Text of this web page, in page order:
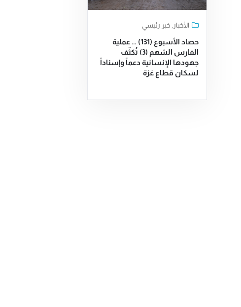
الأخبار خبر رئيسي
حصاد الأسبوع (131) … عملية
الفارس الشهم (3) تُكثّف
جهودها الإنسانية دعماً وإسناداً
لسكان قطاع غزة